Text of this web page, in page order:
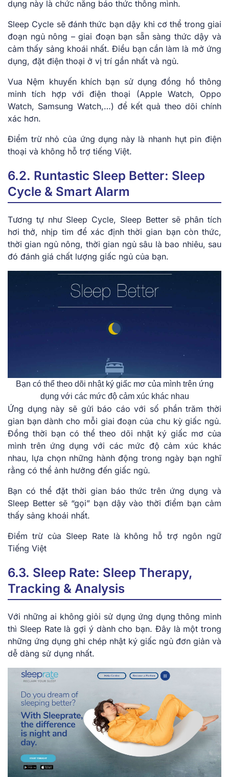
dụng này là chức năng báo thức thông mình.
Sleep Cycle sẽ đánh thức bạn dậy khi cơ thể trong giai
đoạn ngủ nông – giai đoạn bạn sẵn sàng thức dậy và
cảm thấy sảng khoái nhất. Điều bạn cần làm là mở ứng
dụng, đặt điện thoại ở vị trí gần nhất và ngủ.
Vua Nệm khuyến khích bạn sử dụng đồng hồ thông
minh tích hợp với điện thoại (Apple Watch, Oppo
Watch, Samsung Watch,…) để kết quả theo dõi chính
xác hơn.
Điểm trừ nhỏ của ứng dụng này là nhanh hụt pin điện
thoại và không hỗ trợ tiếng Việt.
6.2. Runtastic Sleep Better: Sleep
Cycle & Smart Alarm
Tương tự như Sleep Cycle, Sleep Better sẽ phân tích
hơi thở, nhịp tim để xác định thời gian bạn còn thức,
thời gian ngủ nông, thời gian ngủ sâu là bao nhiêu, sau
đó đánh giá chất lượng giấc ngủ của bạn.
Bạn có thể theo dõi nhật ký giấc mơ của mình trên ứng
dụng với các mức độ cảm xúc khác nhau
Ứng dụng này sẽ gửi báo cáo với số phần trăm thời
gian bạn dành cho mỗi giai đoạn của chu kỳ giấc ngủ.
Đồng thời bạn có thể theo dõi nhật ký giấc mơ của
mình trên ứng dụng với các mức độ cảm xúc khác
nhau, lựa chọn những hành động trong ngày bạn nghĩ
rằng có thể ảnh hưởng đến giấc ngủ.
Bạn có thể đặt thời gian báo thức trên ứng dụng và
Sleep Better sẽ “gọi” bạn dậy vào thời điểm bạn cảm
thấy sảng khoái nhất.
Điểm trừ của Sleep Rate là không hỗ trợ ngôn ngữ
Tiếng Việt
6.3. Sleep Rate: Sleep Therapy,
Tracking & Analysis
Với những ai không giỏi sử dụng ứng dụng thông minh
thì Sleep Rate là gợi ý dành cho bạn. Đây là một trong
những ứng dụng ghi chép nhật ký giấc ngủ đơn giản và
dễ dàng sử dụng nhất.